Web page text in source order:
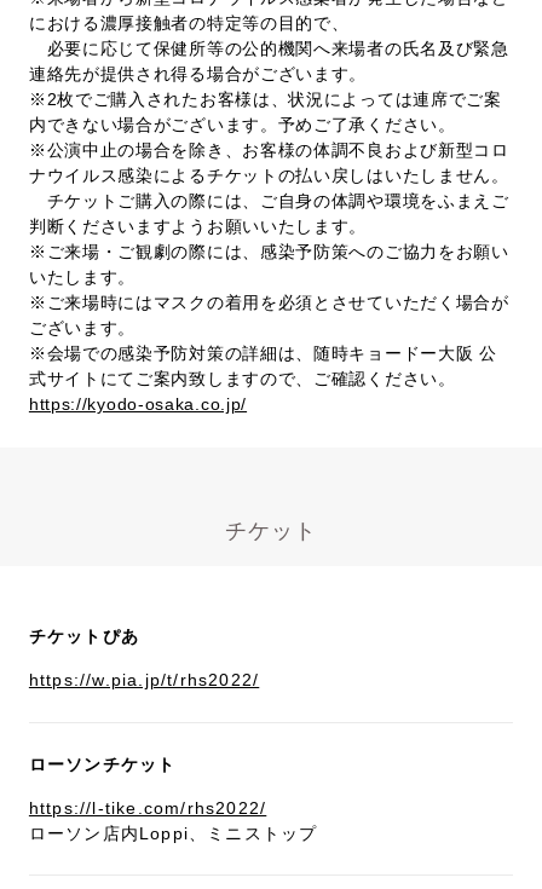
における濃厚接触者の特定等の目的で、
必要に応じて保健所等の公的機関へ来場者の氏名及び緊急
連絡先が提供され得る場合がございます。
※2枚でご購入されたお客様は、状況によっては連席でご案
内できない場合がございます。予めご了承ください。
※公演中止の場合を除き、お客様の体調不良および新型コロ
ナウイルス感染によるチケットの払い戻しはいたしません。
チケットご購入の際には、ご自身の体調や環境をふまえご
判断くださいますようお願いいたします。
※ご来場・ご観劇の際には、感染予防策へのご協力をお願い
いたします。
※ご来場時にはマスクの着用を必須とさせていただく場合が
ございます。
※会場での感染予防対策の詳細は、随時キョードー大阪 公
式サイトにてご案内致しますので、ご確認ください。
https://kyodo-osaka.co.jp/
チケット
チケットぴあ
https://w.pia.jp/t/rhs2022/
ローソンチケット
https://l-tike.com/rhs2022/
ローソン店内Loppi、ミニストップ